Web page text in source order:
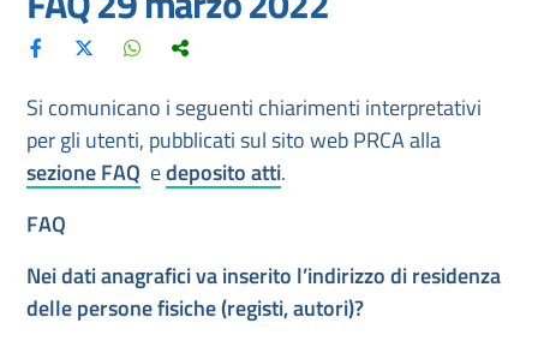
Si comunicano i seguenti chiarimenti interpretativi
per gli utenti, pubblicati sul sito web PRCA alla
sezione FAQ edeposito atti.
FAQ
Nei dati anagrafici va inserito l’indirizzo di residenza
delle persone fisiche (registi, autori)?